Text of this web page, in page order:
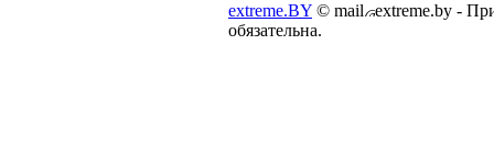
extreme.BY © mail
extreme.by -
обязательна.